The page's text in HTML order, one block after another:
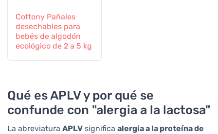
Cottony Pañales
desechables para
bebés de algodón
ecológico de 2 a 5 kg
Qué es APLV y por qué se
confunde con "alergia a la lactosa"
La abreviatura APLV significa alergia a la proteína de